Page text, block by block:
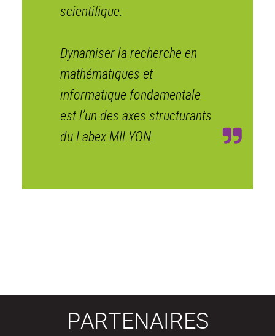
scientifique.
Dynamiser la recherche en
mathématiques et
informatique fondamentale
est l’un des axes structurants
du Labex MILYON.
PARTENAIRES